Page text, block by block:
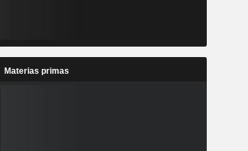
Materias primas